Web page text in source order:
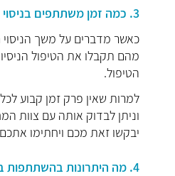
3. כמה זמן משתתפים בניסוי קליני?
כאשר מדברים על משך הניסוי
מהם תקבלו את הטיפול
הטיפול.
למרות שאין פרק זמן קבוע
וניתן לבדוק אותה עם צוות
יבקשו זאת מכם ויחתימו
4. מה היתרונות בהשתתפות בניסוי קליני - אילו יתרונות מציע הטיפול?